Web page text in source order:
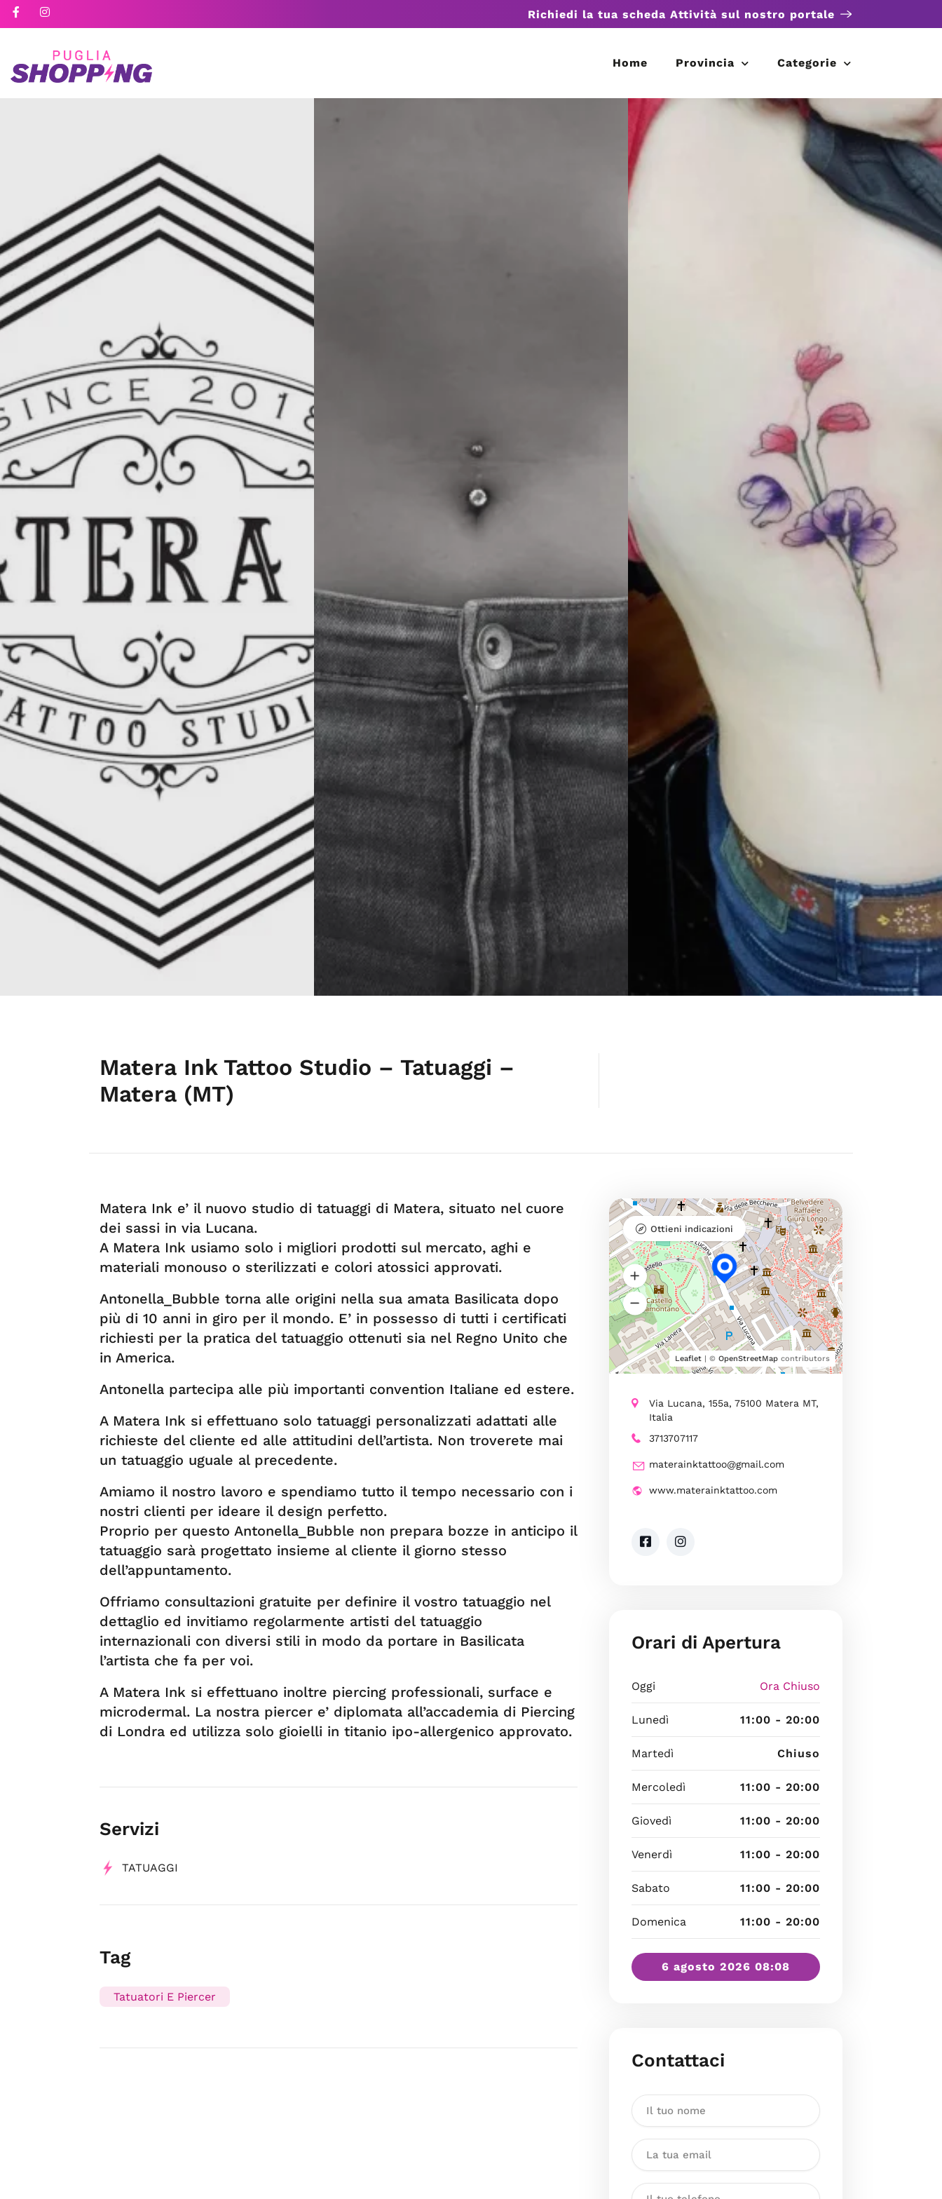
Richiedi la tua scheda Attività sul nostro portale
Home Provincia Categorie
Matera Ink Tattoo Studio – Tatuaggi –
Matera (MT)
Matera Ink e’ il nuovo studio di tatuaggi di Matera, situato nel cuore
dei sassi in via Lucana.
A Matera Ink usiamo solo i migliori prodotti sul mercato, aghi e
materiali monouso o sterilizzati e colori atossici approvati.
Antonella_Bubble torna alle origini nella sua amata Basilicata dopo
più di 10 anni in giro per il mondo. E’ in possesso di tutti i certificati
richiesti per la pratica del tatuaggio ottenuti sia nel Regno Unito che
in America.
Antonella partecipa alle più importanti convention Italiane ed estere.
A Matera Ink si effettuano solo tatuaggi personalizzati adattati alle
richieste del cliente ed alle attitudini dell’artista. Non troverete mai
un tatuaggio uguale al precedente.
Amiamo il nostro lavoro e spendiamo tutto il tempo necessario con i
nostri clienti per ideare il design perfetto.
Proprio per questo Antonella_Bubble non prepara bozze in anticipo il
tatuaggio sarà progettato insieme al cliente il giorno stesso
dell’appuntamento.
Offriamo consultazioni gratuite per definire il vostro tatuaggio nel
dettaglio ed invitiamo regolarmente artisti del tatuaggio
internazionali con diversi stili in modo da portare in Basilicata
l’artista che fa per voi.
A Matera Ink si effettuano inoltre piercing professionali, surface e
microdermal. La nostra piercer e’ diplomata all’accademia di Piercing
di Londra ed utilizza solo gioielli in titanio ipo-allergenico approvato.
Servizi
TATUAGGI
Tag
Tatuatori E Piercer
Leaflet| © OpenStreetMapcontributors
Ottieni indicazioni
Via Lucana, 155a, 75100 Matera MT,
Italia
3713707117
materainktattoo@gmail.com
www.materainktattoo.com
Orari di Apertura
Oggi Ora Chiuso
Lunedì 11:00 - 20:00
Martedì Chiuso
Mercoledì 11:00 - 20:00
Giovedì 11:00 - 20:00
Venerdì 11:00 - 20:00
Sabato 11:00 - 20:00
Domenica 11:00 - 20:00
6 agosto 2026 08:08
Contattaci